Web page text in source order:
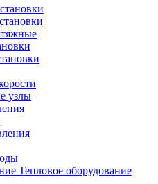
узлы
Тепловое оборудование